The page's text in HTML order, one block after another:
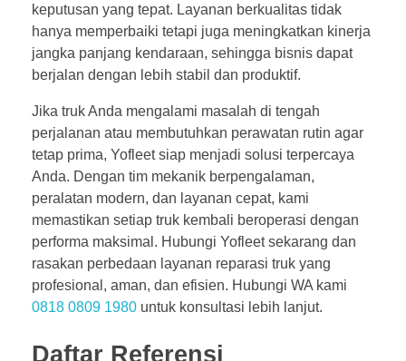
keputusan yang tepat. Layanan berkualitas tidak
hanya memperbaiki tetapi juga meningkatkan kinerja
jangka panjang kendaraan, sehingga bisnis dapat
berjalan dengan lebih stabil dan produktif.
Jika truk Anda mengalami masalah di tengah
perjalanan atau membutuhkan perawatan rutin agar
tetap prima, Yofleet siap menjadi solusi terpercaya
Anda. Dengan tim mekanik berpengalaman,
peralatan modern, dan layanan cepat, kami
memastikan setiap truk kembali beroperasi dengan
performa maksimal. Hubungi Yofleet sekarang dan
rasakan perbedaan layanan reparasi truk yang
profesional, aman, dan efisien. Hubungi WA kami
0818 0809 1980 untuk konsultasi lebih lanjut.
Daftar Referensi